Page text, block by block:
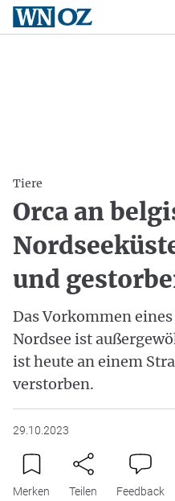
Tiere
Orca an
und
Das Vorkommen
Nordsee ist
ist heute an einem
verstorben.
29.10.2023
Merken Teilen Feedback